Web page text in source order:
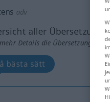
adv
aller
Details die Übersetzung
bästa sätt